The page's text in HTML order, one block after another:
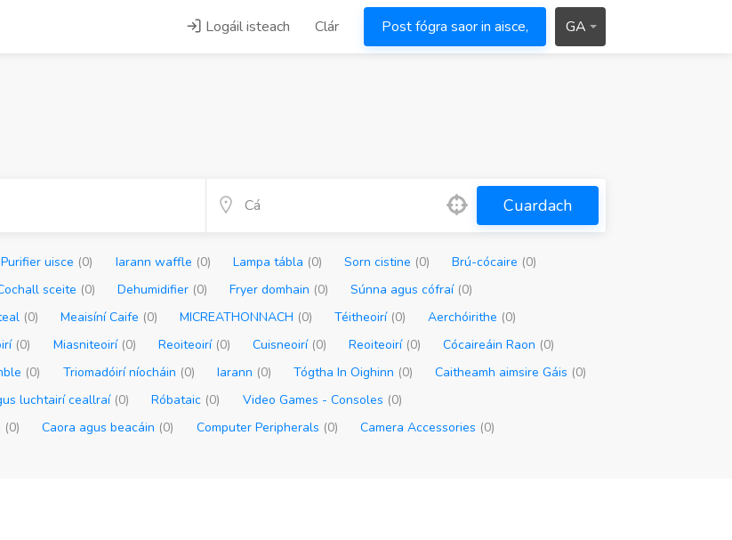
Logáil isteach Clár Post fógra saor in aisce, GA
Cuardach
Purifier uisce (0) Iarann ​​waffle (0) Lampa tábla (0) Sorn cistine (0) Brú-cócaire (0)
sceite (0) Dehumidifier (0) Fryer domhain (0) Súnna agus cófraí (0)
(0) Meaisíní Caife (0) MICREATHONNACH (0) Téitheoirí (0) Aerchóirithe (0)
(0) Miasniteoirí (0) Reoiteoirí (0) Cuisneoirí (0) Reoiteoirí (0) Cócaireáin Raon (0)
(0) Triomadóirí níocháin (0) Iarann (0) Tógtha In Oighinn (0) Caitheamh aimsire Gáis (0)
luchtairí ceallraí (0) Róbataic (0) Video Games - Consoles (0)
(0) Caora agus beacáin (0) Computer Peripherals (0) Camera Accessories (0)